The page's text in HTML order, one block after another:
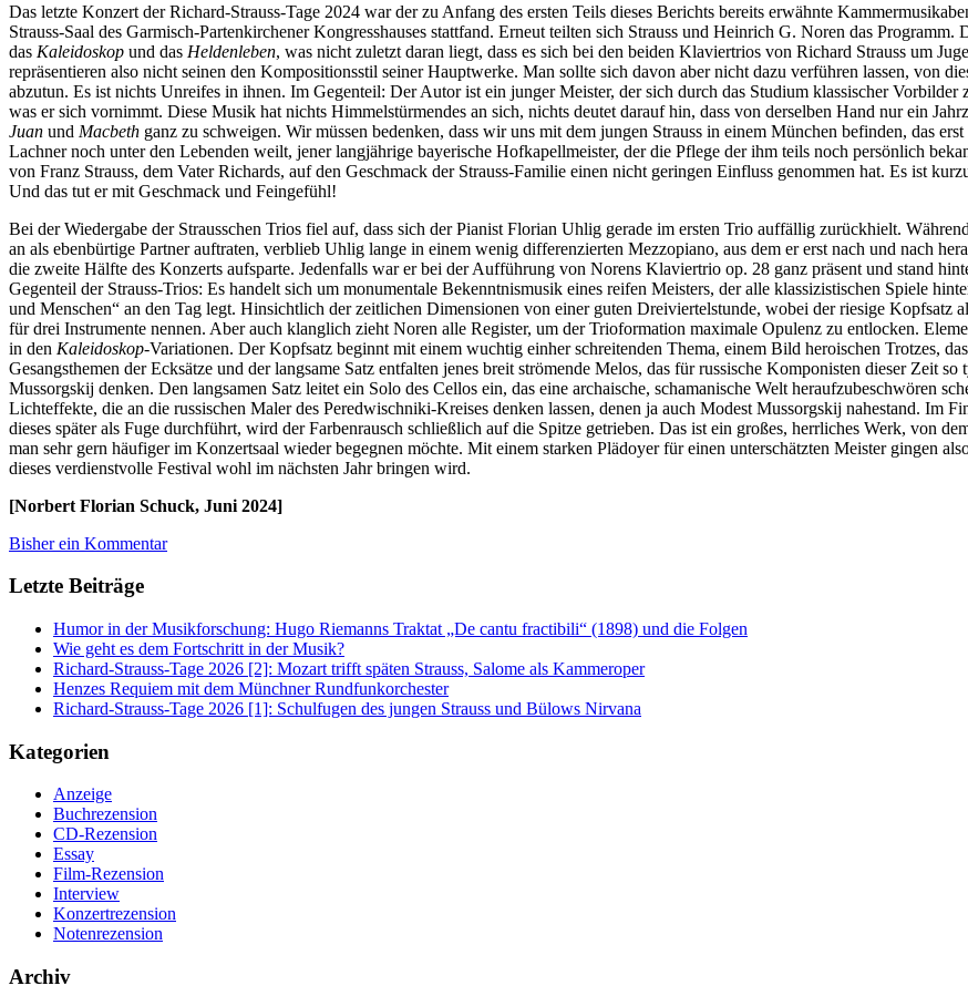
Das letzte Konzert der Richard-Strauss-Tage 2024 war der zu Anfang des ersten Teils dieses Berichts bereits erwähnte
Strauss-Saal des Garmisch-Partenkirchener Kongresshauses stattfand. Erneut teilten sich Strauss und Heinrich G. Noren das
das Kaleidoskop und das Heldenleben, was nicht zuletzt daran liegt, dass es sich bei den beiden Klaviertrios von Richard Strauss um
repräsentieren also nicht seinen den Kompositionsstil seiner Hauptwerke. Man sollte sich davon aber nicht dazu verführen lassen, von
abzutun. Es ist nichts Unreifes in ihnen. Im Gegenteil: Der Autor ist ein junger Meister, der sich durch das Studium klassischer
was er sich vornimmt. Diese Musik hat nichts Himmelstürmendes an sich, nichts deutet darauf hin, dass von derselben Hand nur ein
Juan und Macbeth ganz zu schweigen. Wir müssen bedenken, dass wir uns mit dem jungen Strauss in einem München befinden, das
Lachner noch unter den Lebenden weilt, jener langjährige bayerische Hofkapellmeister, der die Pflege der ihm teils noch persönlich
von Franz Strauss, dem Vater Richards, auf den Geschmack der Strauss-Familie einen nicht geringen Einfluss genommen hat. Es ist
Und das tut er mit Geschmack und Feingefühl!
Bei der Wiedergabe der Strausschen Trios fiel auf, dass sich der Pianist Florian Uhlig gerade im ersten Trio auffällig zurückhielt.
an als ebenbürtige Partner auftraten, verblieb Uhlig lange in einem wenig differenzierten Mezzopiano, aus dem er erst nach und nach
die zweite Hälfte des Konzerts aufsparte. Jedenfalls war er bei der Aufführung von Norens Klaviertrio op. 28 ganz präsent und stand
Gegenteil der Strauss-Trios: Es handelt sich um monumentale Bekenntnismusik eines reifen Meisters, der alle klassizistischen Spiele
und Menschen“ an den Tag legt. Hinsichtlich der zeitlichen Dimensionen von einer guten Dreiviertelstunde, wobei der riesige Kopfsatz
für drei Instrumente nennen. Aber auch klanglich zieht Noren alle Register, um der Trioformation maximale Opulenz zu entlocken.
in den Kaleidoskop-Variationen. Der Kopfsatz beginnt mit einem wuchtig einher schreitenden Thema, einem Bild heroischen Trotzes,
Gesangsthemen der Ecksätze und der langsame Satz entfalten jenes breit strömende Melos, das für russische Komponisten dieser Zeit
Mussorgskij denken. Den langsamen Satz leitet ein Solo des Cellos ein, das eine archaische, schamanische Welt heraufzubeschwören
Lichteffekte, die an die russischen Maler des Peredwischniki-Kreises denken lassen, denen ja auch Modest Mussorgskij nahestand. Im
dieses später als Fuge durchführt, wird der Farbenrausch schließlich auf die Spitze getrieben. Das ist ein großes, herrliches Werk, von
man sehr gern häufiger im Konzertsaal wieder begegnen möchte. Mit einem starken Plädoyer für einen unterschätzten Meister gingen
dieses verdienstvolle Festival wohl im nächsten Jahr bringen wird.
[Norbert Florian Schuck, Juni 2024]
Bisher ein Kommentar
Letzte Beiträge
Humor in der Musikforschung: Hugo Riemanns Traktat „De cantu fractibili“ (1898) und die Folgen
Wie geht es dem Fortschritt in der Musik?
Richard-Strauss-Tage 2026 [2]: Mozart trifft späten Strauss, Salome als Kammeroper
Henzes Requiem mit dem Münchner Rundfunkorchester
Richard-Strauss-Tage 2026 [1]: Schulfugen des jungen Strauss und Bülows Nirvana
Kategorien
Anzeige
Buchrezension
CD-Rezension
Essay
Film-Rezension
Interview
Konzertrezension
Notenrezension
Archiv